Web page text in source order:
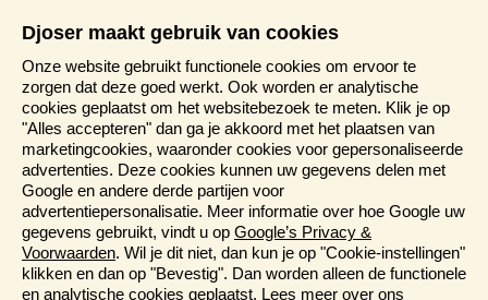
Disclaimer
Cookiebeleid
Privacy verklaring
Reis en boek met Djoser zekerheid
Meer weten?
Brochure aanvragen
Presentaties en Informatiedagen
Magazine
Aanmelden nieuwsbrief
Djoser maakt gebruik van cookies
Onze website gebruikt functionele cookies om ervoor te
zorgen dat deze goed werkt. Ook worden er analytische
cookies geplaatst om het websitebezoek te meten. Klik je op
"Alles accepteren" dan ga je akkoord met het plaatsen van
marketingcookies, waaronder cookies voor gepersonaliseerde
advertenties. Deze cookies kunnen uw gegevens delen met
Google en andere derde partijen voor
advertentiepersonalisatie. Meer informatie over hoe Google uw
gegevens gebruikt, vindt u op Google’s Privacy &
Voorwaarden. Wil je dit niet, dan kun je op "Cookie-instellingen"
klikken en dan op "Bevestig". Dan worden alleen de functionele
en analytische cookies geplaatst. Lees meer over ons